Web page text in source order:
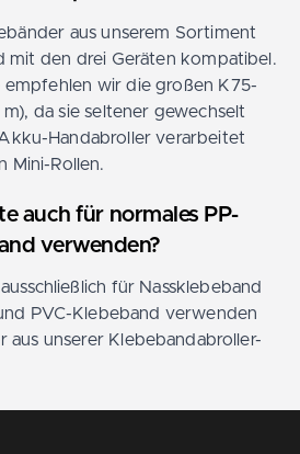
aus unserem Sortiment
mit den drei Geräten kompatibel.
empfehlen wir die großen K75-
da sie seltener gewechselt
Handabroller verarbeitet
Mini-Rollen.
auch für normales PP-
verwenden?
für Nassklebeband
PVC-Klebeband verwenden
aus unserer Klebebandabroller-